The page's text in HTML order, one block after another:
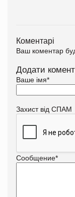
Коментарі
Ваш коментар
Додати
Ваше імя*
Захист від СПАМ
Сообщение*